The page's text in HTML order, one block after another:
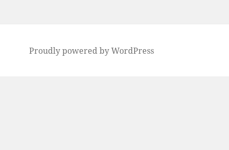
Proudly powered by WordPress